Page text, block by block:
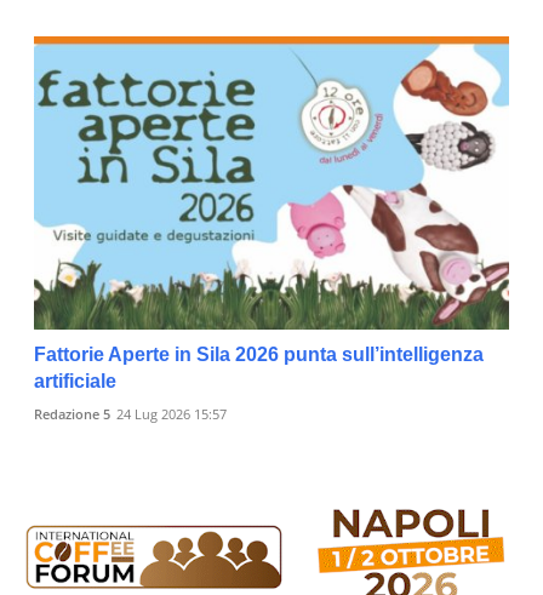
Fattorie Aperte in Sila 2026 punta sull’intelligenza
artificiale
Redazione 5 24 Lug 2026 15:57